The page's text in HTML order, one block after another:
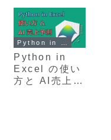
Python in Excel
Python in
Excel の使い
方と AI売上予